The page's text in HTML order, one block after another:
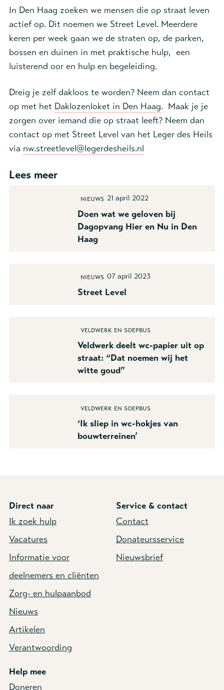
In Den Haag zoeken we mensen die op straat leven
actief op. Dit noemen we Street Level. Meerdere
keren per week gaan we de straten op, de parken,
bossen en duinen in met praktische hulp, een
luisterend oor en hulp en begeleiding.
Dreig je zelf dakloos te worden? Neem dan contact
op met het Daklozenloket in Den Haag. Maak je je
zorgen over iemand die op straat leeft? Neem dan
contact op met Street Level van het Leger des Heils
via nw.streetlevel@legerdesheils.nl
Lees meer
Doen wat we geloven bij
Dagopvang Hier en Nu in Den
Haag
Nieuws 21 april 2022
Street Level
Nieuws 07 april 2023
Veldwerk deelt wc-papier uit op
straat: “Dat noemen wij het
witte goud”
Veldwerk en soepbus
‘Ik sliep in wc-hokjes van
bouwterreinen’
Veldwerk en soepbus
Direct naar
Ik zoek hulp
Vacatures
Informatie voor
deelnemers en cliënten
Zorg- en hulpaanbod
Nieuws
Artikelen
Verantwoording
Service & contact
Contact
Donateursservice
Nieuwsbrief
Help mee
Doneren